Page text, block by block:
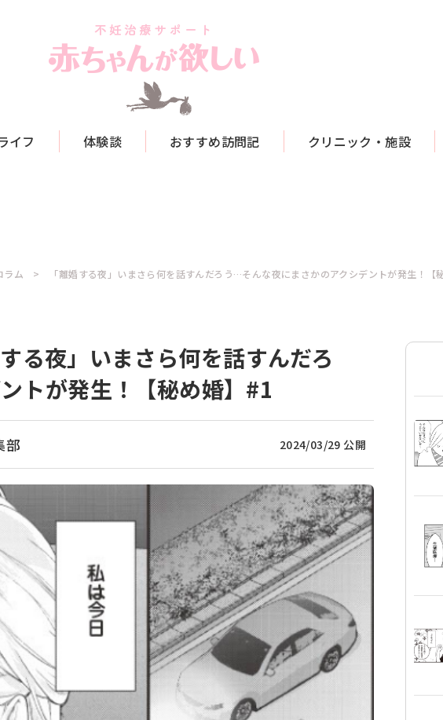
イフ 体験談 おすすめ訪問記 クリニック・施設
ラム 「離婚する夜」いまさら何を話すんだろう…そんな夜にまさかのアクシデントが発生！【
る夜」いまさら何を話すんだろ
トが発生！【秘め婚】#1
部 2024/03/29 公開